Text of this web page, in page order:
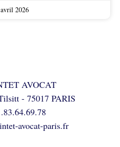
2026
AVOCAT
- 75017 PARIS
avocat-paris.fr